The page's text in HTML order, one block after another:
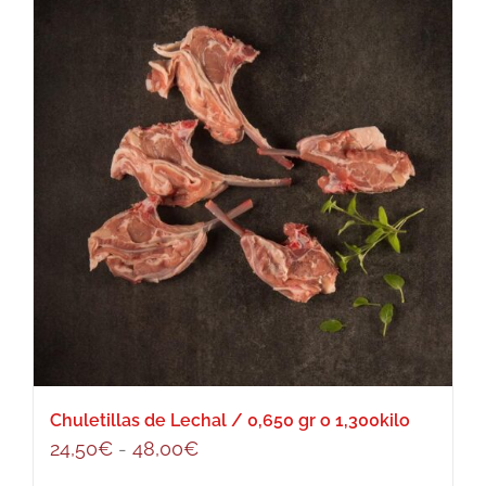
Chuletillas de Lechal / 0,650 gr o 1,300kilo
24,50€ - 48,00€Rango